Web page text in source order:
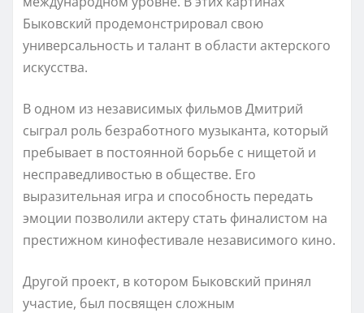
Быковский продемонстрировал свою
универсальность и талант в области актерского
искусства.
В одном из независимых фильмов Дмитрий
сыграл роль безработного музыканта, который
пребывает в постоянной борьбе с нищетой и
несправедливостью в обществе. Его
выразительная игра и способность передать
эмоции позволили актеру стать финалистом на
престижном кинофестивале независимого кино.
Другой проект, в котором Быковский принял
участие, был посвящен сложным